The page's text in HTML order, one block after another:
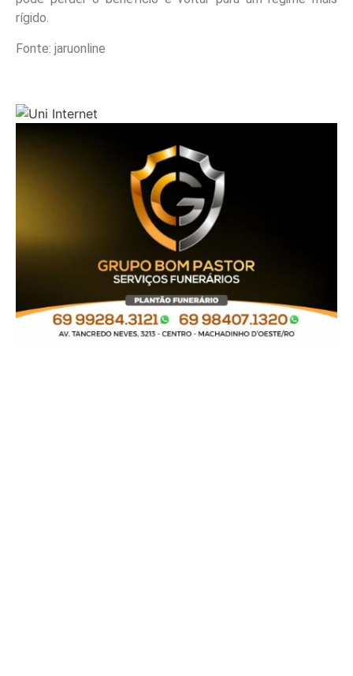
rígido.
Fonte: jaruonline